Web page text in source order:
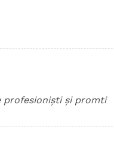
profesioniști și promti